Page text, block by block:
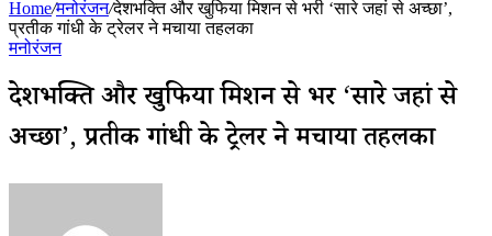
Home/मनोरंजन/देशभक्ति और खुफिया मिशन से भरी ‘सारे जहां से अच्छा’,
प्रतीक गांधी के ट्रेलर ने मचाया तहलका
मनोरंजन
देशभक्ति और खुफिया मिशन से भरी ‘सारे जहां से
अच्छा’, प्रतीक गांधी के ट्रेलर ने मचाया तहलका